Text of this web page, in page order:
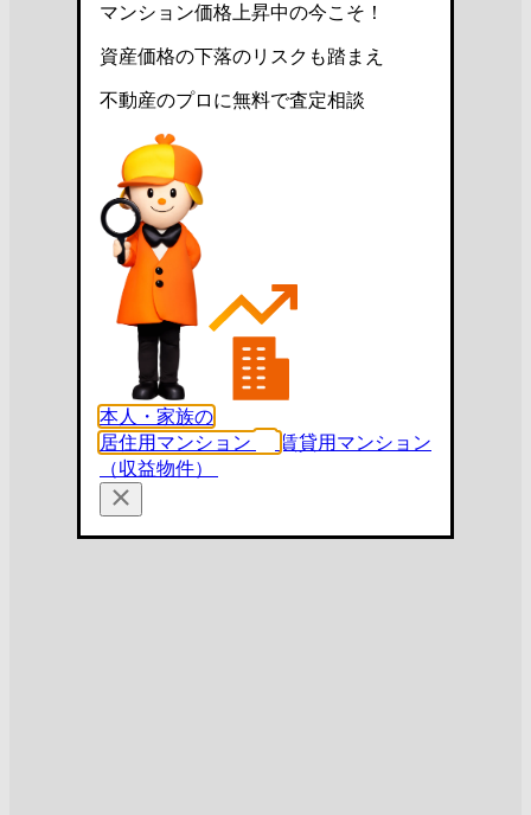
マンション価格上昇中の今こそ！
資産価格の下落のリスクも踏まえ
不動産のプロに無料で査定相談
本人・家族の
居住用マンション
賃貸用マンション
（収益物件）